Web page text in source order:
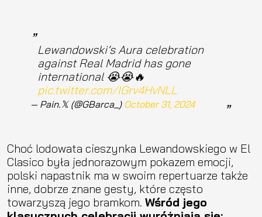
Lewandowski’s Aura celebration
against Real Madrid has gone
international 😭😭🔥
pic.twitter.com/IGrv4HvNLL
— Pain.𝕏 (@GBarca_) October 31, 2024
Choć lodowata cieszynka Lewandowskiego w El
Clasico była jednorazowym pokazem emocji,
polski napastnik ma w swoim repertuarze także
inne, dobrze znane gesty, które często
towarzyszą jego bramkom. Wśród jego